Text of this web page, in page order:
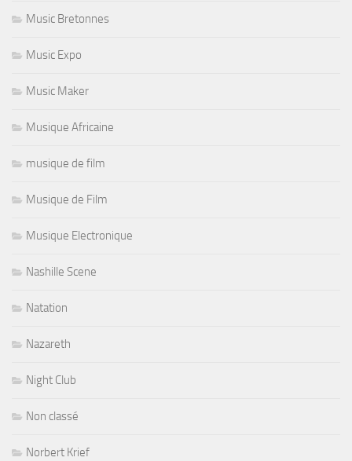
Music Bretonnes
Music Expo
Music Maker
Musique Africaine
musique de film
Musique de Film
Musique Electronique
Nashille Scene
Natation
Nazareth
Night Club
Non classé
Norbert Krief